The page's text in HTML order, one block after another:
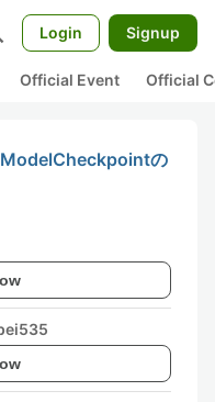
Login Signup
Official Event Official
ModelCheckpointの